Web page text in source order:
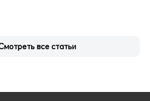
все статьи